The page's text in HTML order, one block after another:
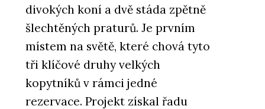
PRODUKTY
Vláknocementová deska
Swisspearl Patina Structure
divokých koní a dvě stáda zpětně
šlechtěných praturů. Je prvním
místem na světě, které chová tyto
tři klíčové druhy velkých
kopytníků v rámci jedné
rezervace. Projekt získal řadu